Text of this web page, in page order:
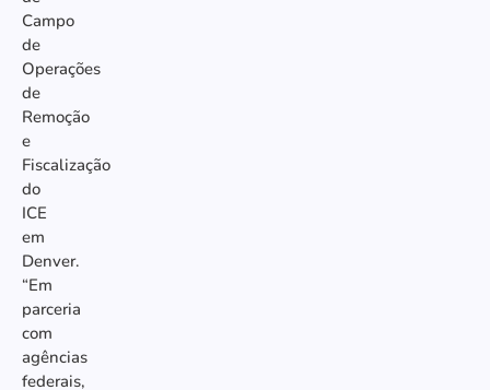
Campo
de
Operações
de
Remoção
e
Fiscalização
do
ICE
em
Denver.
“Em
parceria
com
agências
federais,